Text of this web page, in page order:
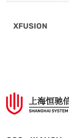
XFUSION